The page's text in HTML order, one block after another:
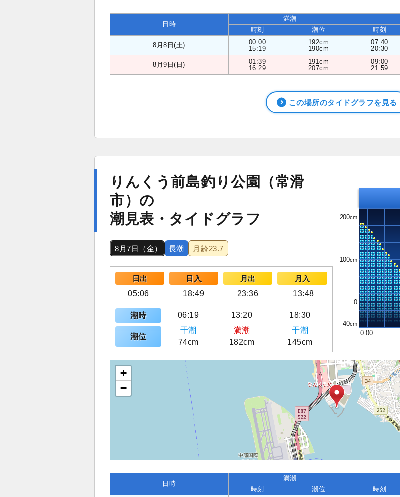
日時
満潮
時刻 潮位 時刻
8月8日(土)
00:00
15:19
192cm
190cm
07:40
20:30
8月9日(日)
01:39
16:29
191cm
207cm
09:00
21:59
この場所のタイドグラフを見る
りんくう前島釣り公園（常滑
市）の
潮見表・タイドグラフ
8月7日（金） 長潮 月齢23.7
日出 日入 月出
月入
05:06
18:49 23:36 13:48
潮時 06:19 13:20 18:30
潮位
干潮 満潮
干潮
74cm
182cm 145cm
200
100
0
-40
0:00
+
−
日時
満潮
時刻 潮位 時刻